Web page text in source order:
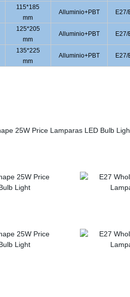
115*185
mm
Alluminio+PBT E27/
125*205
mm
Alluminio+PBT E27/
135*225
mm
Alluminio+PBT E27/